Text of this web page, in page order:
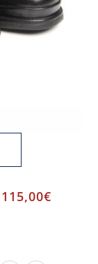
115,00€